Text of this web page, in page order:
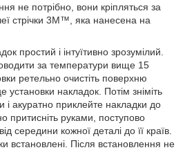
не потрібно, вони кріпляться за
стрічки 3M™, яка нанесена на
простий і інтуїтивно зрозумілий.
за температури вище 15
ретельно очистіть поверхню
установки накладок. Потім зніміть
і акуратно приклейте накладки до
притисніть руками, поступово
середини кожної деталі до її країв.
встановлені. Після встановлення не